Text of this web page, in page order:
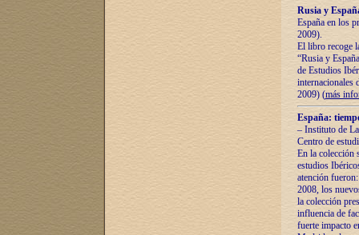
Rusia y
España en los
2009).
El libro recoge
“Rusia y
de Estudios
internacionales
2009) (más
España:
– Instituto de
Centro de
En la colección
estudios
atención
2008, los
la colección
influencia de
fuerte impacto